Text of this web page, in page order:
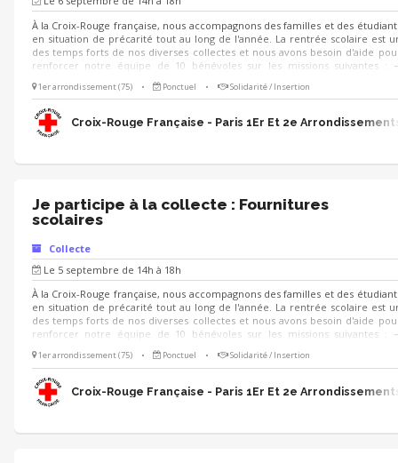
À la Croix-Rouge française, nous accompagnons des familles et des
en situation de précarité tout au long de l'année. La rentrée scolaire est
des temps forts de nos diverses collectes et nous avons besoin d'aide
renforcer notre équipe de 10 bénévoles sur les missions suivantes :
clients sur l'utilisation des dons ➔ Soutenir l’organisation de l’évènement
travailler en équipe ? Rejoins-nous ! 😀
1er arrondissement (75) • Ponctuel • Solidarité / Insertion
Croix-Rouge Française - Paris 1Er Et 2e
Je participe à la collecte : Fournitures
scolaires
Collecte
Le 5 septembre de 14h à 18h
À la Croix-Rouge française, nous accompagnons des familles et des
en situation de précarité tout au long de l'année. La rentrée scolaire est
des temps forts de nos diverses collectes et nous avons besoin d'aide
renforcer notre équipe de 10 bénévoles sur les missions suivantes :
Participer à la collecte de produits scolaires ➔ Communiquer auprès
clients sur l'utilisation des dons ➔ Soutenir l’organisation de l’évènement
travailler en équipe ? Rejoins-nous ! 😀
1er arrondissement (75) • Ponctuel • Solidarité / Insertion
Croix-Rouge Française - Paris 1Er Et 2e